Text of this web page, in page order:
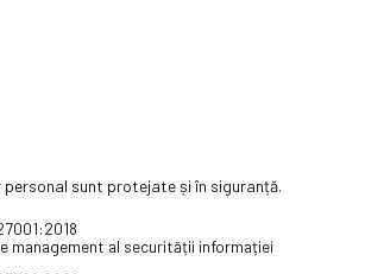
sunt protejate și în siguranță.
management al securității informației